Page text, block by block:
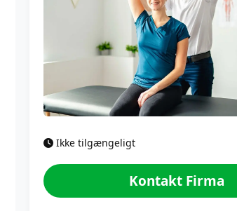
Ikke tilgængeligt
Kontakt Firma